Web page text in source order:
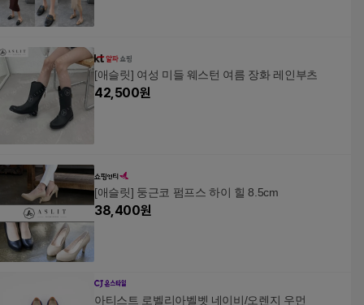
[애슬릿] 여성 미들 웨스턴 여름 장화 레인부츠
42,500원
[애슬릿] 둥근코 펌프스 하이 힐 8.5cm
38,400원
아티스트 로벨리아벨벳 네이비/오렌지 우먼